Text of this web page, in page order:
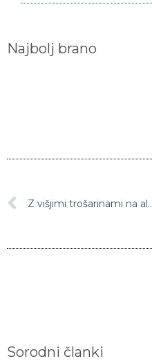
Najbolj brano
Z višjimi trošarinami na alkohol bi
Sorodni članki